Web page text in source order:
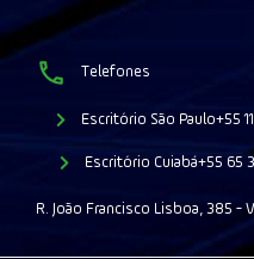
Telefones
Escritório São Paulo+55
Escritório Cuiabá+55 65
R. João Francisco Lisboa, 385 -